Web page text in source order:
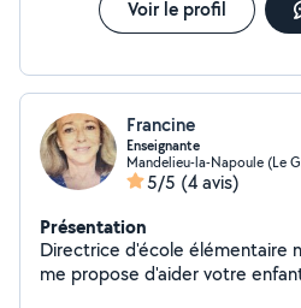
Voir le profil
Francine
Enseignante
Mandelieu-la-Napoule (Le
5/5 (4 avis)
Présentation
Directrice d'école élémentaire
me propose d'aider votre